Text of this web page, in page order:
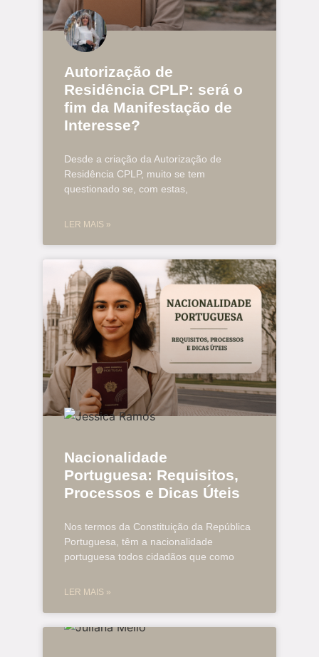
Autorização de
Residência CPLP: será o
fim da Manifestação de
Interesse?
Desde a criação da Autorização de
Residência CPLP, muito se tem
questionado se, com estas,
LER MAIS »
Nacionalidade
Portuguesa: Requisitos,
Processos e Dicas Úteis
Nos termos da Constituição da República
Portuguesa, têm a nacionalidade
portuguesa todos cidadãos que como
LER MAIS »